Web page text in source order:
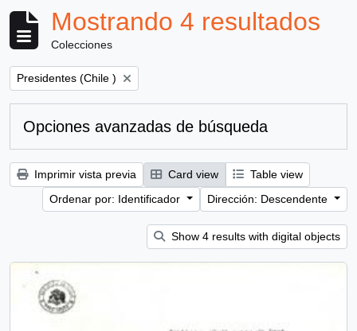
Mostrando 4 resultados
Colecciones
Remove filter:
Presidentes (Chile )
Opciones avanzadas de búsqueda
Imprimir vista previa Card view
Table view
Ordenar por: Identificador
Dirección: Descendente
Show 4 results with digital objects